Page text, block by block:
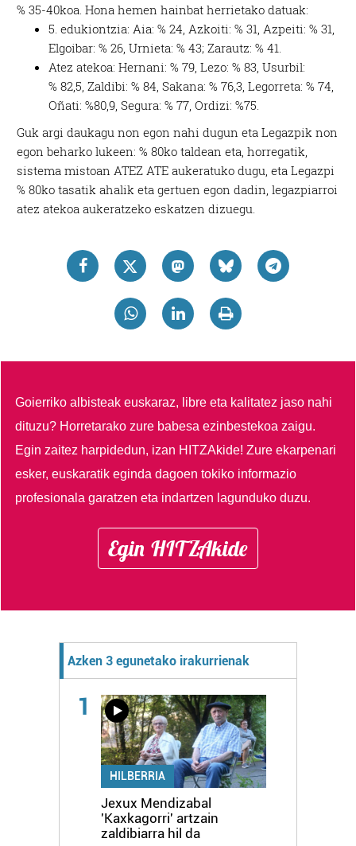
% 35-40koa. Hona hemen hainbat herrietako datuak:
5. edukiontzia: Aia: % 24, Azkoiti: % 31, Azpeiti: % 31,
Elgoibar: % 26, Urnieta: % 43; Zarautz: % 41.
Atez atekoa: Hernani: % 79, Lezo: % 83, Usurbil:
% 82,5, Zaldibi: % 84, Sakana: % 76,3, Legorreta: % 74,
Oñati: %80,9, Segura: % 77, Ordizi: %75.
Guk argi daukagu non egon nahi dugun eta Legazpik non
egon beharko lukeen: % 80ko taldean eta, horregatik,
sistema mistoan ATEZ ATE aukeratuko dugu, eta Legazpi
% 80ko tasatik ahalik eta gertuen egon dadin, legazpiarroi
atez atekoa aukeratzeko eskatzen dizuegu.
Goierriko albisteak euskaraz, libre eta kalitatez jaso nahi
dituzu? Horretarako zure babesa ezinbestekoa zaigu.
Egin zaitez harpidedun, izan HITZAkide!Zure ekarpenari
esker, euskaratik eginda dagoen tokiko informazio
profesionala garatzen eta indartzen lagunduko duzu.
Egin HITZAkide
Azken 3 egunetako irakurrienak
1
HILBERRIA
Jexux Mendizabal
'Kaxkagorri' artzain
zaldibiarra hil da